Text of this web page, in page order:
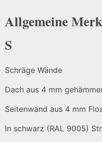
Allgemeine
S
Schräge Wände
Dach aus 4 mm
Seitenwand aus 4 mm
In schwarz (RAL 9005)